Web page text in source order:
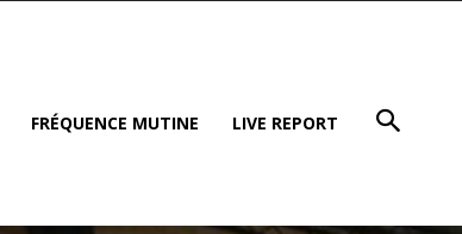
FRÉQUENCE MUTINE LIVE REPORT